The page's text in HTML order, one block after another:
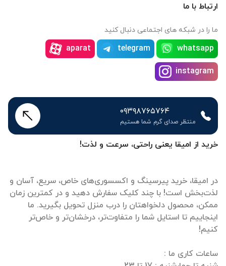
خرید از امیقا یعنی راحتی، سرعت و لذت!
در امیقا، خرید پیرسینگ و اکسسوری‌های خاص، سریع، آسان و
لذت‌بخش است! با چند کلیک سفارش دهید و در کمترین زمان
ممکن، محصول دلخواهتان را درب منزل تحویل بگیرید. ما
اینجاییم تا استایل شما را متفاوت‌تر، درخشان‌تر و خاص‌تر
ارتباط با ما
ما را در شبکه های اجتماعی دنبال کنید
whatsapp
telegram
aparat
instagram
۰۹۳۹۸۷۶۵۷۶۴
منتظر صدای گرم شما هستیم